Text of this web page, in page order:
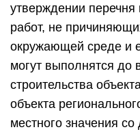
утверждении перечня
работ, не
окружающей среде и
могут выполнятся до
строительства
объекта
местного значения